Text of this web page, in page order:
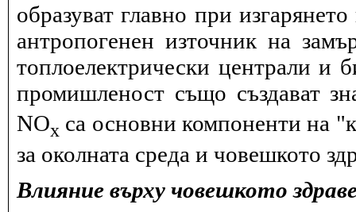
образуват главно при
антропогенен източник на
топлоелектрически централи и
промишленост също създават
NОx са основни компоненти на
за околната среда и човешкото
Влияние върху човешкото